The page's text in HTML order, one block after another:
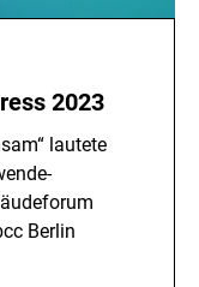
2023
lautete
Berlin